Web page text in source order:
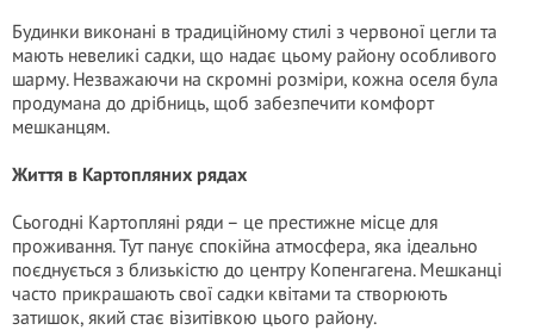
Будинки виконані в традиційному стилі з червоної цегли та
мають невеликі садки, що надає цьому району особливого
шарму. Незважаючи на скромні розміри, кожна оселя була
продумана до дрібниць, щоб забезпечити комфорт
мешканцям.
Життя в Картопляних рядах
Сьогодні Картопляні ряди – це престижне місце для
проживання. Тут панує спокійна атмосфера, яка ідеально
поєднується з близькістю до центру Копенгагена. Мешканці
часто прикрашають свої садки квітами та створюють
затишок, який стає візитівкою цього району.